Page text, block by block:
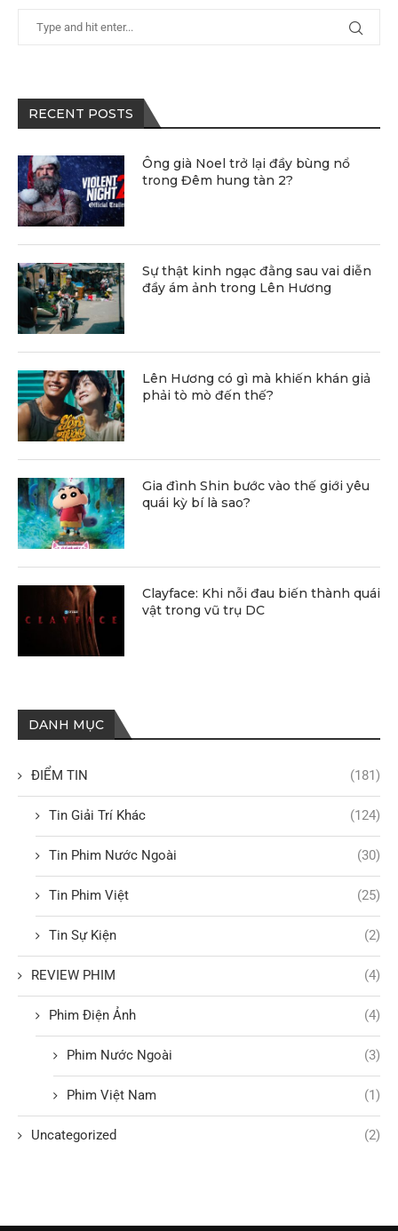
RECENT POSTS
Ông già Noel trở lại đầy bùng nổ
trong Đêm hung tàn 2?
Sự thật kinh ngạc đằng sau vai diễn
đầy ám ảnh trong Lên Hương
Lên Hương có gì mà khiến khán giả
phải tò mò đến thế?
Gia đình Shin bước vào thế giới yêu
quái kỳ bí là sao?
Clayface: Khi nỗi đau biến thành quái
vật trong vũ trụ DC
DANH MỤC
ĐIỂM TIN (181)
Tin Giải Trí Khác (124)
Tin Phim Nước Ngoài (30)
Tin Phim Việt (25)
Tin Sự Kiện (2)
REVIEW PHIM (4)
Phim Điện Ảnh (4)
Phim Nước Ngoài (3)
Phim Việt Nam (1)
Uncategorized (2)